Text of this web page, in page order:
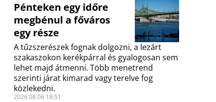
Pénteken egy időre
megbénul a főváros
egy része
A tűzszerészek fognak dolgozni, a lezárt
szakaszokon kerékpárral és gyalogosan sem
lehet majd átmenni. Több menetrend
szerinti járat kimarad vagy terelve fog
közlekedni.
2026.08.06 18:51